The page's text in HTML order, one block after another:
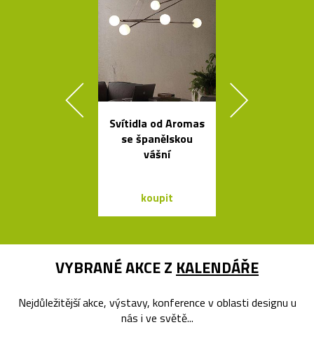
Svítidla od Aromas
se španělskou
vášní
koupit
VYBRANÉ AKCE Z KALENDÁŘE
Nejdůležitější akce, výstavy, konference v oblasti designu u
nás i ve světě...